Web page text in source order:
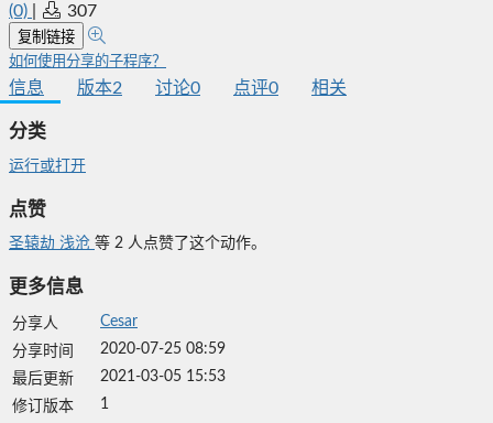
(0)
307
复制链接
如何使用分享的子程序？
信息 版本2 讨论0 点评0 相关
分类
运行或打开
点赞
圣辕劫 浅沧 等 2 人点赞了这个动作。
更多信息
分享人
Cesar
分享时间
2020-07-25 08:59
最后更新
2021-03-05 15:53
修订版本
1